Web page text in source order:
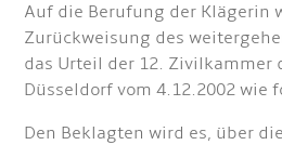
Auf die Berufung der Klägerin
Zurückweisung des
das Urteil der 12. Zivilkammer
Düsseldorf vom 4.12.2002 wie
Den Beklagten wird es, über